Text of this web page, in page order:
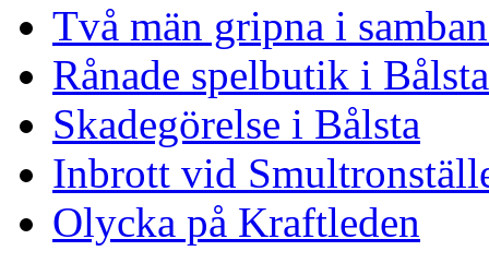
Två män gripna i
Rånade spelbutik i
Skadegörelse i Bålsta
Inbrott vid
Olycka på Kraftleden